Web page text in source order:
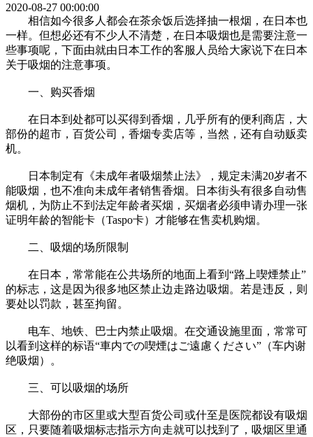
2020-08-27 00:00:00
相信如今很多人都会在茶余饭后选择抽一根烟，在日本也
一样。但想必还有不少人不清楚，在日本吸烟也是需要注意一
些事项呢，下面由就由日本工作的客服人员给大家说下在日本
关于吸烟的注意事项。
一、购买香烟
在日本到处都可以买得到香烟，几乎所有的便利商店，大
部份的超市，百货公司，香烟专卖店等，当然，还有自动贩卖
机。
日本制定有《未成年者吸烟禁止法》，规定未满20岁者不
能吸烟，也不准向未成年者销售香烟。日本街头有很多自动售
烟机，为防止不到法定年龄者买烟，买烟者必须申请办理一张
证明年龄的智能卡（Taspo卡）才能够在售卖机购烟。
二、吸烟的场所限制
在日本，常常能在公共场所的地面上看到“路上喫煙禁止”
的标志，这是因为很多地区禁止边走路边吸烟。若是违反，则
要处以罚款，甚至拘留。
电车、地铁、巴士内禁止吸烟。在交通设施里面，常常可
以看到这样的标语“車内での喫煙はご遠慮ください”（车内谢
绝吸烟）。
三、可以吸烟的场所
大部份的市区里或大型百货公司或什至是医院都设有吸烟
区，只要随着吸烟标志指示方向走就可以找到了，吸烟区里通